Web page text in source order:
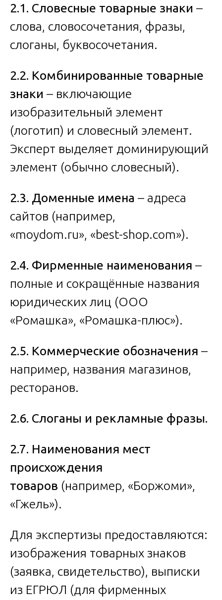
2.1. Словесные товарные знаки –
слова, словосочетания, фразы,
слоганы, буквосочетания.
2.2. Комбинированные товарные
знаки – включающие
изобразительный элемент
(логотип) и словесный элемент.
Эксперт выделяет доминирующий
элемент (обычно словесный).
2.3. Доменные имена – адреса
сайтов (например,
«moydom.ru», «best-shop.com»).
2.4. Фирменные наименования –
полные и сокращённые названия
юридических лиц (ООО
«Ромашка», «Ромашка-плюс»).
2.5. Коммерческие обозначения –
например, названия магазинов,
ресторанов.
2.6. Слоганы и рекламные фразы.
2.7. Наименования мест
происхождения
товаров (например, «Боржоми»,
«Гжель»).
Для экспертизы предоставляются:
изображения товарных знаков
(заявка, свидетельство), выписки
из ЕГРЮЛ (для фирменных